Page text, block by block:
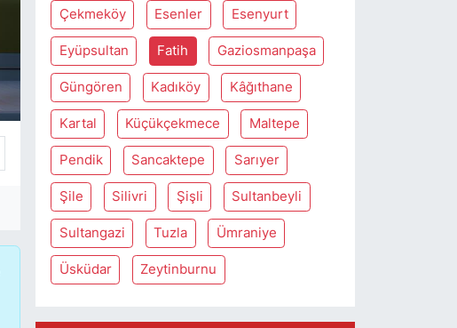
Çekmeköy Esenler Esenyurt
Eyüpsultan Fatih Gaziosmanpaşa
Güngören Kadıköy Kâğıthane
Kartal Küçükçekmece Maltepe
Pendik Sancaktepe Sarıyer
Şile Silivri Şişli Sultanbeyli
Sultangazi Tuzla Ümraniye
Üsküdar Zeytinburnu